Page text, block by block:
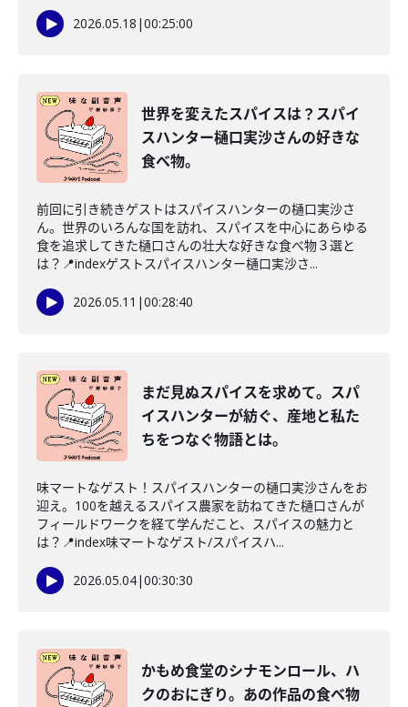
2026.05.18 |00:25:00
世界を変えたスパイスは？スパイ
スハンター樋口実沙さんの好きな
食べ物。
前回に引き続きゲストはスパイスハンターの樋口実沙さ
ん。世界のいろんな国を訪れ、スパイスを中心にあらゆる
食を追求してきた樋口さんの壮大な好きな食べ物３選と
は？📍indexゲストスパイスハンター樋口実沙さ...
2026.05.11 |00:28:40
まだ見ぬスパイスを求めて。スパ
イスハンターが紡ぐ、産地と私た
ちをつなぐ物語とは。
味マートなゲスト！スパイスハンターの樋口実沙さんをお
迎え。100を越えるスパイス農家を訪ねてきた樋口さんが
フィールドワークを経て学んだこと、スパイスの魅力と
は？📍index味マートなゲスト/スパイスハ...
2026.05.04|00:30:30
かもめ食堂のシナモンロール、ハ
クのおにぎり。あの作品の食べ物